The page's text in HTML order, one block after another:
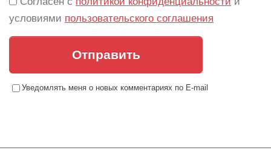
условиями пользовательского соглашения
Отправить
Уведомлять меня о новых комментариях по E-mail